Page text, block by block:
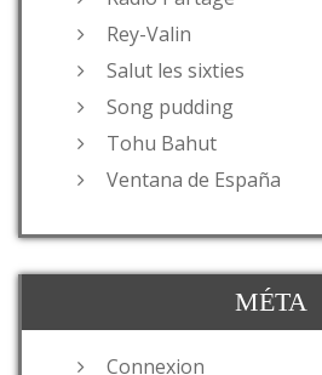
Rey-Valin
Salut les sixties
Song pudding
Tohu Bahut
Ventana de España
MÉTA
Connexion